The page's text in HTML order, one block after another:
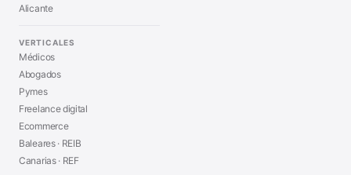
Alicante
VERTICALES
Médicos
Abogados
Pymes
Freelance digital
Ecommerce
Baleares · REIB
Canarias · REF